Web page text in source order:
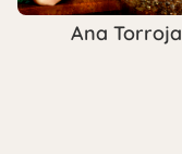
Ana Torroja